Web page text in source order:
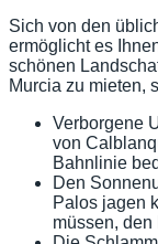
Sich von den
ermöglicht es
schönen
Murcia zu mieten,
Verborgene
von
Bahnlinie
Den
Palos jagen
müssen,